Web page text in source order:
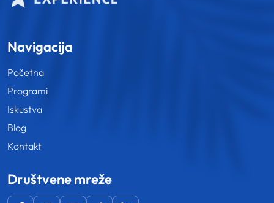
Navigacija
Početna
Programi
Iskustva
Blog
Kontakt
Društvene mreže